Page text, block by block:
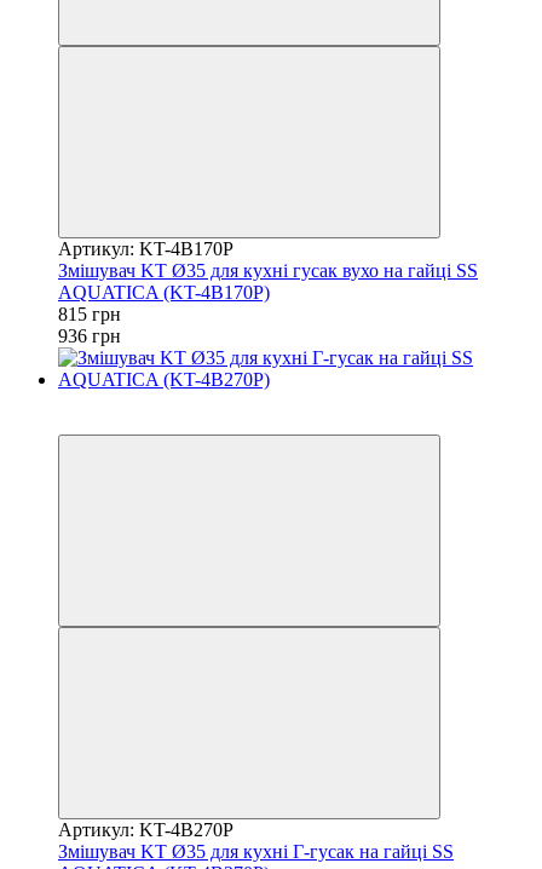
Артикул: KT-4B170P
Змішувач KT Ø35 для кухні гусак вухо на гайці SS
AQUATICA (KT-4B170P)
815 грн
936 грн
Артикул: KT-4B270P
Змішувач KT Ø35 для кухні Г-гусак на гайці SS